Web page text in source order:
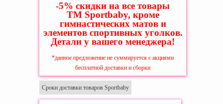
-5% скидки на все товары
ТМ Sportbaby, кроме
гимнастических матов и
элементов спортивных уголков.
Детали у вашего менеджера!
*данное предложение не суммируется с акциями
бесплатной доставки и сборки
Сроки доставки товаров Sportbaby